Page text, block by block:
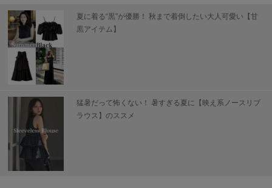
MICHU COQUETTE
ミチュ コケット
MIESROHE
ミースロエ
ミーエスミーム
Mila Owen
ミラオーウェン
MOIGE
モワージュ
夏に着る“黒”が優勝！ 秋まで着倒したい大人可愛い【甘
黒アイテム】
猛暑だって怖くない！ 暑すぎる夏に【映え系ノースリブ
ラウス】のススメ